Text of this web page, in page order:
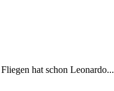
hat schon Leonardo...